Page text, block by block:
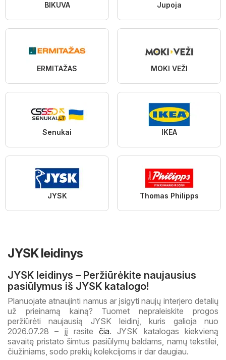
BIKUVA Jupoja
ERMITAŽAS MOKI VEŽI
Senukai IKEA
JYSK Thomas Philipps
JYSK leidinys
JYSK leidinys – Peržiūrėkite naujausius
pasiūlymus iš JYSK katalogo!
Planuojate atnaujinti namus ar įsigyti naujų interjero detalių
už prieinamą kainą? Tuomet nepraleiskite progos
peržiūrėti naujausią JYSK leidinį, kuris galioja nuo
2026.07.28 – jį rasitečia. JYSK katalogas kiekvieną
savaitę pristato šimtus pasiūlymų baldams, namų tekstilei,
čiužiniams, sodo prekių kolekcijoms ir dar daugiau.